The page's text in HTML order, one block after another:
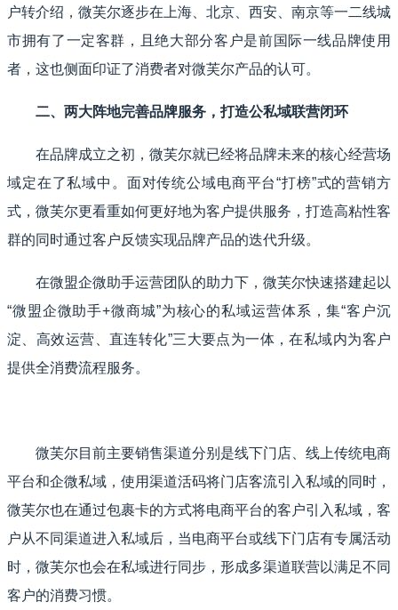
户转介绍，微芙尔逐步在上海、北京、西安、南京等一二线城
市拥有了一定客群，且绝大部分客户是前国际一线品牌使用
者，这也侧面印证了消费者对微芙尔产品的认可。
二、两大阵地完善品牌服务，打造公私域联营闭环
在品牌成立之初，微芙尔就已经将品牌未来的核心经营场
域定在了私域中。面对传统公域电商平台“打榜”式的营销方
式，微芙尔更看重如何更好地为客户提供服务，打造高粘性客
群的同时通过客户反馈实现品牌产品的迭代升级。
在微盟企微助手运营团队的助力下，微芙尔快速搭建起以
“微盟企微助手+微商城”为核心的私域运营体系，集“客户沉
淀、高效运营、直连转化”三大要点为一体，在私域内为客户
提供全消费流程服务。
微芙尔目前主要销售渠道分别是线下门店、线上传统电商
平台和企微私域，使用渠道活码将门店客流引入私域的同时，
微芙尔也在通过包裹卡的方式将电商平台的客户引入私域，客
户从不同渠道进入私域后，当电商平台或线下门店有专属活动
时，微芙尔也会在私域进行同步，形成多渠道联营以满足不同
客户的消费习惯。